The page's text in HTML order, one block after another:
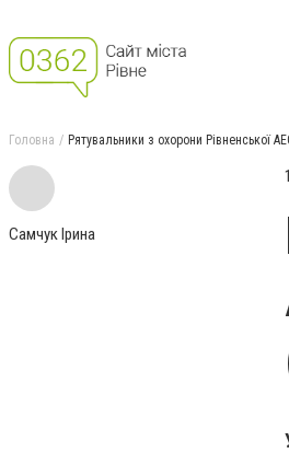
Головна Рятувальники з охорони Рівненської
Самчук Ірина